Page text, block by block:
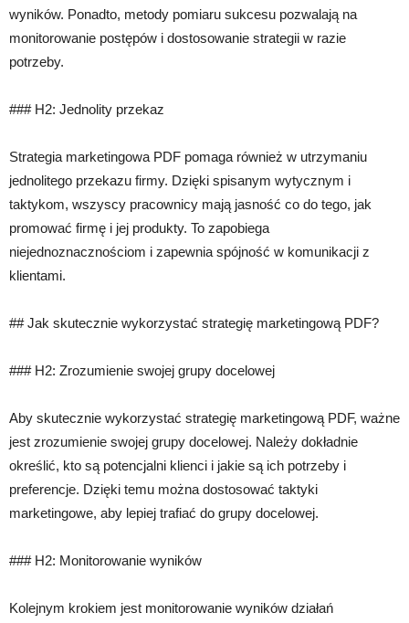
wyników. Ponadto, metody pomiaru sukcesu pozwalają na
monitorowanie postępów i dostosowanie strategii w razie
potrzeby.
### H2: Jednolity przekaz
Strategia marketingowa PDF pomaga również w utrzymaniu
jednolitego przekazu firmy. Dzięki spisanym wytycznym i
taktykom, wszyscy pracownicy mają jasność co do tego, jak
promować firmę i jej produkty. To zapobiega
niejednoznacznościom i zapewnia spójność w komunikacji z
klientami.
## Jak skutecznie wykorzystać strategię marketingową PDF?
### H2: Zrozumienie swojej grupy docelowej
Aby skutecznie wykorzystać strategię marketingową PDF, ważne
jest zrozumienie swojej grupy docelowej. Należy dokładnie
określić, kto są potencjalni klienci i jakie są ich potrzeby i
preferencje. Dzięki temu można dostosować taktyki
marketingowe, aby lepiej trafiać do grupy docelowej.
### H2: Monitorowanie wyników
Kolejnym krokiem jest monitorowanie wyników działań